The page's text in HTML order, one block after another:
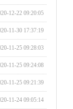
12-22 09:20:05
11-30 17:37:19
11-25 09:28:03
11-25 09:24:08
11-25 09:21:39
11-24 09:05:14